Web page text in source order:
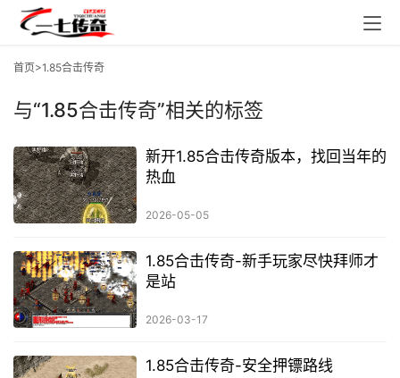
首页>1.85合击传奇
与“1.85合击传奇”相关的标签
新开1.85合击传奇版本，找回当年的
热血
2026-05-05
1.85合击传奇-新手玩家尽快拜师才
是站
2026-03-17
1.85合击传奇-安全押镖路线